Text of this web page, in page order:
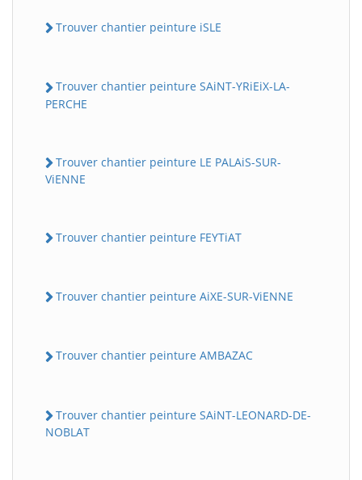
Trouver chantier peinture iSLE
Trouver chantier peinture SAiNT-YRiEiX-LA-
PERCHE
Trouver chantier peinture LE PALAiS-SUR-
ViENNE
Trouver chantier peinture FEYTiAT
Trouver chantier peinture AiXE-SUR-ViENNE
Trouver chantier peinture AMBAZAC
Trouver chantier peinture SAiNT-LEONARD-DE-
NOBLAT